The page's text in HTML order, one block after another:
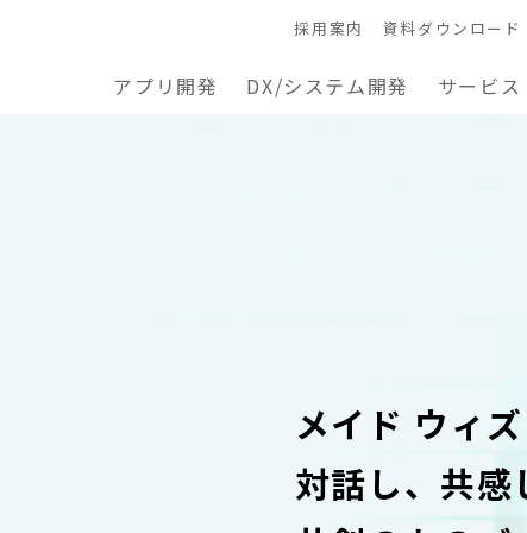
アプリ開発 DX/システム開発 サービス
採用案内 資料ダウンロード
メイド ウィ
対話し、共感